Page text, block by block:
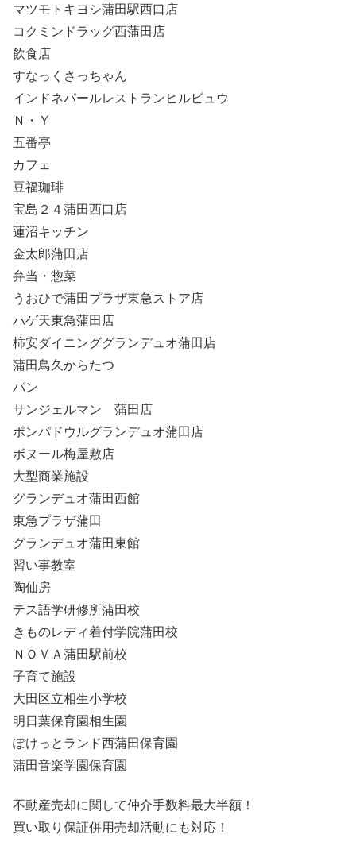
マツモトキヨシ蒲田駅西口店
コクミンドラッグ西蒲田店
飲食店
すなっくさっちゃん
インドネパールレストランヒルビュウ
Ｎ・Ｙ
五番亭
カフェ
豆福珈琲
宝島２４蒲田西口店
蓮沼キッチン
金太郎蒲田店
弁当・惣菜
うおひで蒲田プラザ東急ストア店
ハゲ天東急蒲田店
柿安ダイニンググランデュオ蒲田店
蒲田鳥久からたつ
パン
サンジェルマン 蒲田店
ポンパドウルグランデュオ蒲田店
ボヌール梅屋敷店
大型商業施設
グランデュオ蒲田西館
東急プラザ蒲田
グランデュオ蒲田東館
習い事教室
陶仙房
テス語学研修所蒲田校
きものレディ着付学院蒲田校
ＮＯＶＡ蒲田駅前校
子育て施設
大田区立相生小学校
明日葉保育園相生園
ぽけっとランド西蒲田保育園
蒲田音楽学園保育園
不動産売却に関して仲介手数料最大半額！
買い取り保証併用売却活動にも対応！